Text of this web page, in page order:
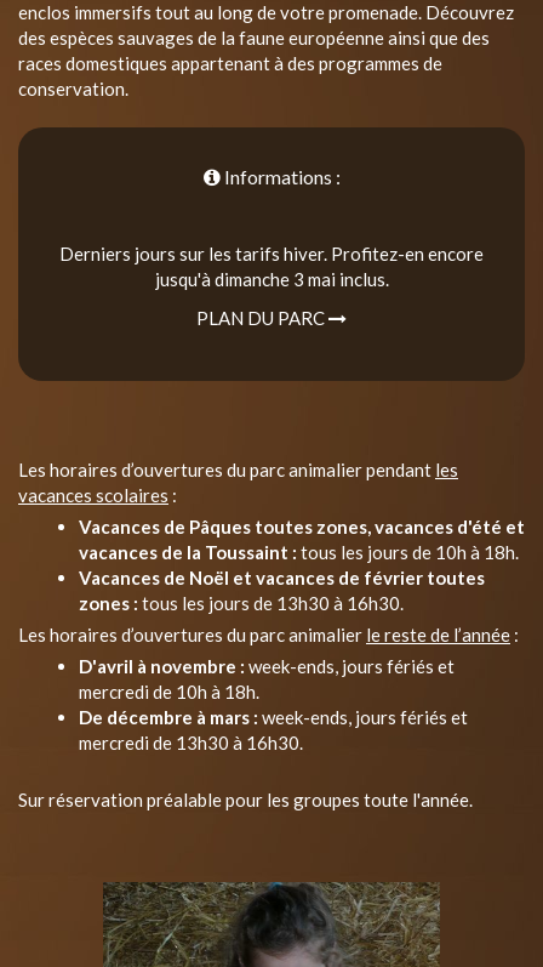
enclos immersifs tout au long de votre promenade. Découvrez
des espèces sauvages de la faune européenne ainsi que des
races domestiques appartenant à des programmes de
conservation.
Informations :
Derniers jours sur les tarifs hiver. Profitez-en encore
jusqu'à dimanche 3 mai inclus.
PLAN DU PARC
Les horaires d’ouvertures du parc animalier pendant les
vacances scolaires :
Vacances de Pâques toutes zones, vacances d'été et
vacances de la Toussaint : tous les jours de 10h à 18h.
Vacances de Noël et vacances de février toutes
zones : tous les jours de 13h30 à 16h30.
Les horaires d’ouvertures du parc animalier le reste de l’année :
D'avril à novembre : week-ends, jours fériés et
mercredi de 10h à 18h.
De décembre à mars : week-ends, jours fériés et
mercredi de 13h30 à 16h30.
Sur réservation préalable pour les groupes toute l'année.